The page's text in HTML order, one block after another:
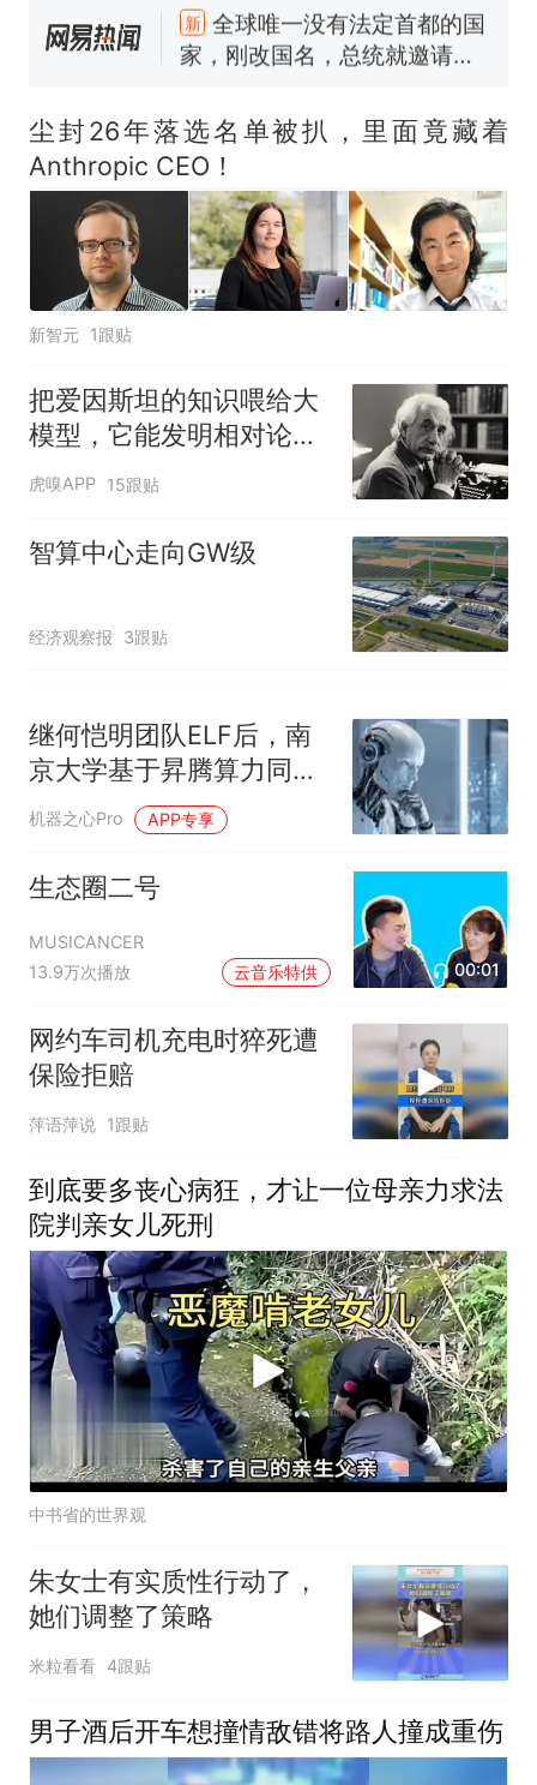
新 全球唯一没有法定首都的国
家，刚改国名，总统就邀请中
线一圈，还曾两次到中国寻根
5060元才肯搬上楼！女子傻眼
了……
视频丨只要一枚命中就能让航
母瘫痪 轰-6J实力有多强？
空调24小时开着反而更省电？
电力部门回应
台风"白海豚"登陆 中心附近最
大风力14级
尘封26年落选名单被扒，里面竟藏着
Anthropic CEO！
新智元 1跟贴
把爱因斯坦的知识喂给大
模型，它能发明相对论
吗？
虎嗅APP 15跟贴
智算中心走向GW级
经济观察报 3跟贴
继何恺明团队ELF后，南
京大学基于昇腾算力同步
提出连续扩散语言模型
机器之心Pro APP专享
生态圈二号
MUSICANCER
13.9万次播放
云音乐特供 00:01
网约车司机充电时猝死遭
保险拒赔
萍语萍说 1跟贴
到底要多丧心病狂，才让一位母亲力求法
院判亲女儿死刑
中书省的世界观
朱女士有实质性行动了，
她们调整了策略
米粒看看 4跟贴
男子酒后开车想撞情敌错将路人撞成重伤